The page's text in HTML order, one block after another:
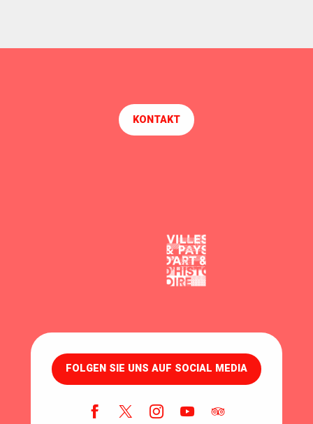
KONTAKT
FOLGEN SIE UNS AUF SOCIAL MEDIA